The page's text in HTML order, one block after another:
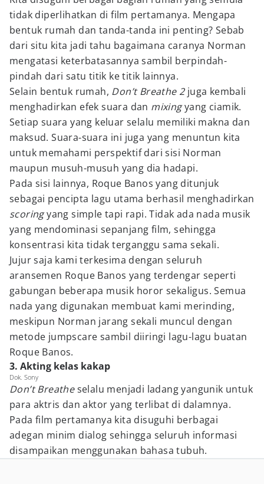
tidak diperlihatkan di film pertamanya. Mengapa
bentuk rumah dan tanda-tanda ini penting? Sebab
dari situ kita jadi tahu bagaimana caranya Norman
mengatasi keterbatasannya sambil berpindah-
pindah dari satu titik ke titik lainnya.
Selain bentuk rumah, Don’t Breathe 2juga kembali
menghadirkan efek suara dan mixingyang ciamik.
Setiap suara yang keluar selalu memiliki makna dan
maksud. Suara-suara ini juga yang menuntun kita
untuk memahami perspektif dari sisi Norman
maupun musuh-musuh yang dia hadapi.
Pada sisi lainnya, Roque Banos yang ditunjuk
sebagai pencipta lagu utama berhasil menghadirkan
scoringyang simple tapi rapi. Tidak ada nada musik
yang mendominasi sepanjang film, sehingga
konsentrasi kita tidak terganggu sama sekali.
Jujur saja kami terkesima dengan seluruh
aransemen Roque Banos yang terdengar seperti
gabungan beberapa musik horor sekaligus. Semua
nada yang digunakan membuat kami merinding,
meskipun Norman jarang sekali muncul dengan
metode jumpscare sambil diiringi lagu-lagu buatan
Roque Banos.
3. Akting kelas kakap
Dok. Sony
Don’t Breatheselalu menjadi ladang yangunik untuk
para aktris dan aktor yang terlibat di dalamnya.
Pada film pertamanya kita disuguhi berbagai
adegan minim dialog sehingga seluruh informasi
disampaikan menggunakan bahasa tubuh.